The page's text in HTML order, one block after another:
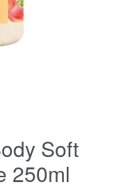
Soft
250ml